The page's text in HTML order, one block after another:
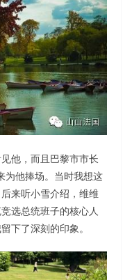
他，而且巴黎市市长
为他捧场。当时我想这
来听小雪介绍，维维
选总统班子的核心人
下了深刻的印象。